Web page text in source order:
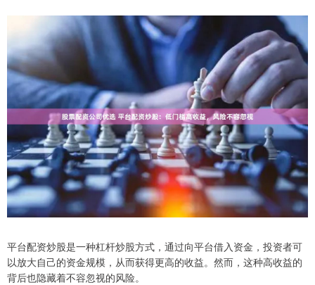
平台配资炒股是一种杠杆炒股方式，通过向平台借入资金，投资者可
以放大自己的资金规模，从而获得更高的收益。然而，这种高收益的
背后也隐藏着不容忽视的风险。